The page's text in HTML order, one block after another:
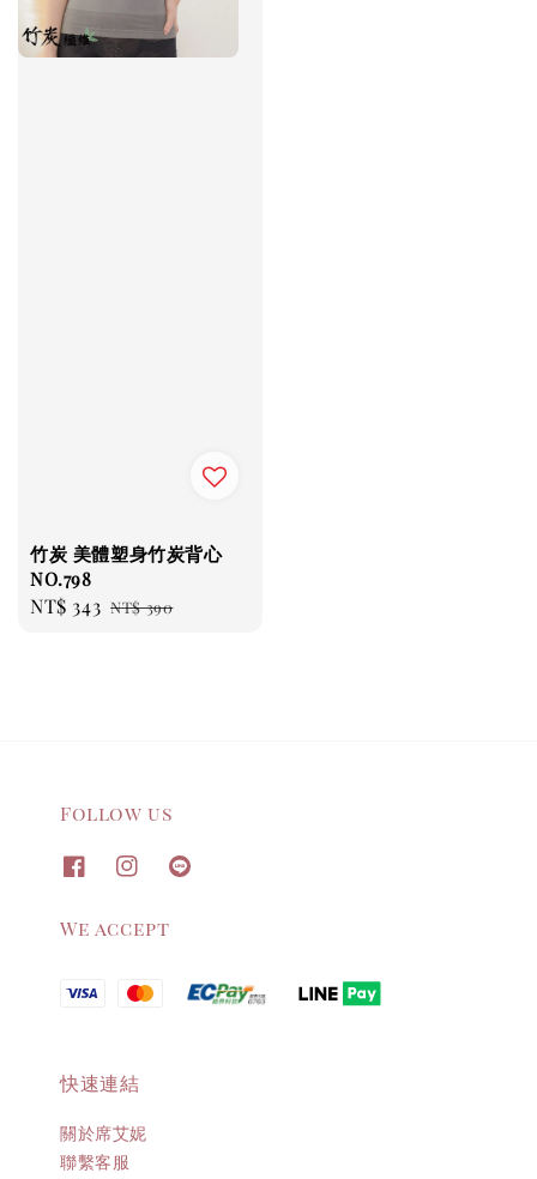
竹炭 美體塑身竹炭背心
NO.798
Sale
NT$ 343 Regular
NT$ 390
Follow us
We accept
快速連結
關於席艾妮
聯繫客服